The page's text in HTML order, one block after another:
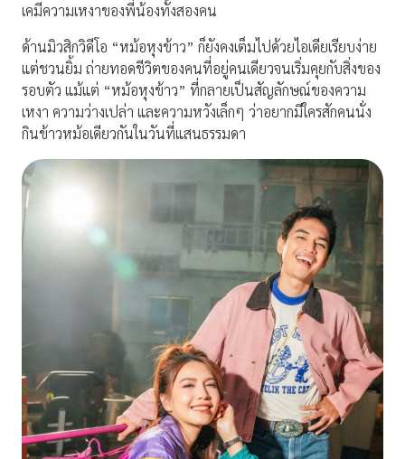
เคมีความเหงาของพี่น้องทั้งสองคน
ด้านมิวสิกวิดีโอ “หม้อหุงข้าว” ก็ยังคงเต็มไปด้วยไอเดียเรียบง่าย
แต่ชวนยิ้ม ถ่ายทอดชีวิตของคนที่อยู่คนเดียวจนเริ่มคุยกับสิ่งของ
รอบตัว แม้แต่ “หม้อหุงข้าว” ที่กลายเป็นสัญลักษณ์ของความ
เหงา ความว่างเปล่า และความหวังเล็กๆ ว่าอยากมีใครสักคนนั่ง
กินข้าวหม้อเดียวกันในวันที่แสนธรรมดา